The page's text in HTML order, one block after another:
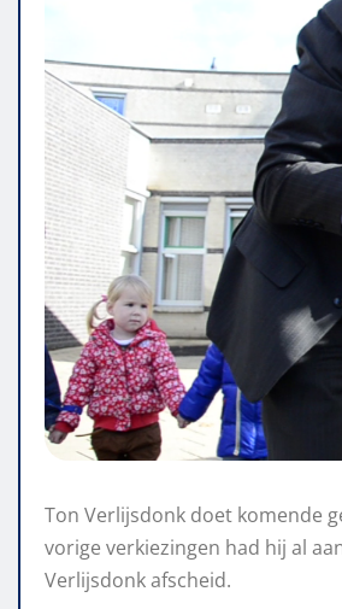
Ton Verlijsdonk doet komende
vorige verkiezingen had hij al
Verlijsdonk afscheid.